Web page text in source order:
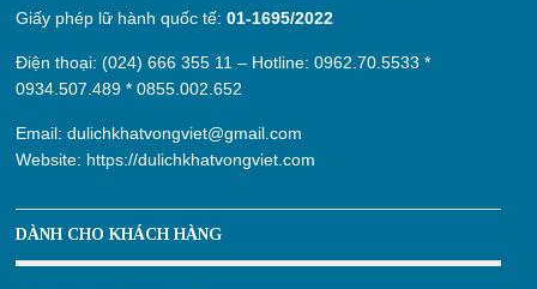
Giấy phép lữ hành quốc tế:01-1695/2022
Điện thoại: (024) 666 355 11 – Hotline:0962.70.5533 *
0934.507.489 *0855.002.652
Email:dulichkhatvongviet@gmail.com
Website: https://dulichkhatvongviet.com
DÀNH CHO KHÁCH HÀNG